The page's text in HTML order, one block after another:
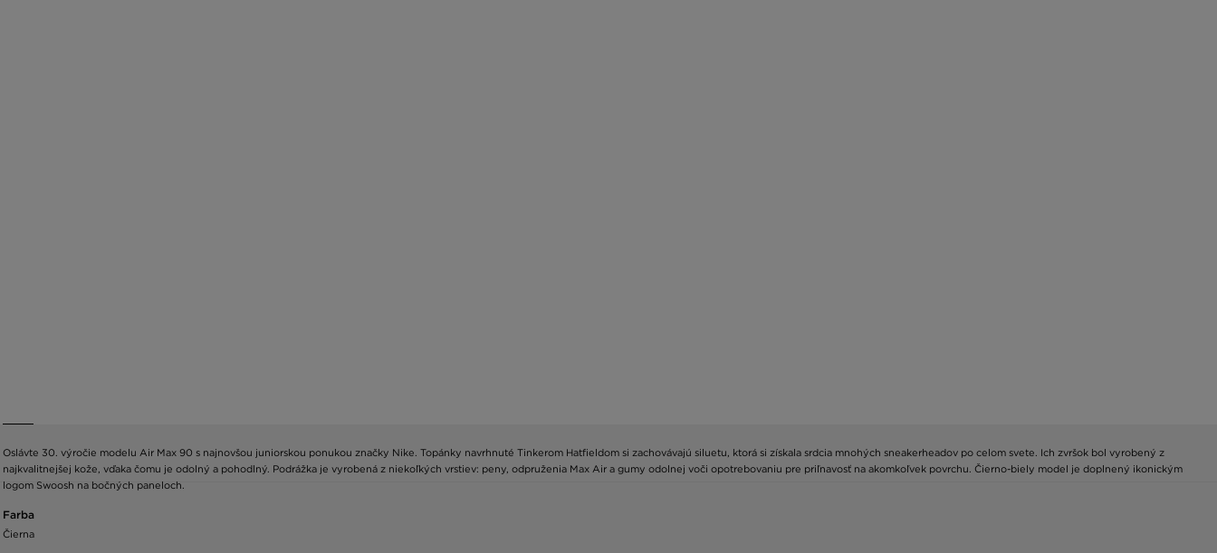
Oslávte 30. výročie modelu Air Max 90 s najnovšou juniorskou ponukou značky Nike. Topánky navrhnuté Tinkerom Hatfieldom si zachovávajú siluetu, ktorá si získala srdcia mnohých sneakerheadov po celom svete. Ich zvršok bol vyrobený z
najkvalitnejšej kože, vďaka čomu je odolný a pohodlný. Podrážka je vyrobená z niekoľkých vrstiev: peny, odpruženia Max Air a gumy odolnej voči opotrebovaniu pre priľnavosť na akomkoľvek povrchu. Čierno-biely model je doplnený ikonickým
logom Swoosh na bočných paneloch.
Farba
Čierna